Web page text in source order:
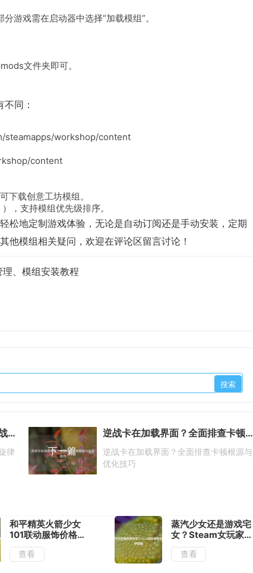
游戏需在启动器中选择“加载模组”。
mods文件夹即可。
同：
steamapps/workshop/content
content
下载创意工坊模组。
，支持模组优先级排序。
松地定制游戏体验，无论是自动订阅还是手动安装，定期
他模组相关疑问，欢迎在评论区留言讨论！
、模组安装教程
王者荣耀进游戏音乐无声？解析战意旋律对竞技体验的关键影响
律
下一篇
逆战卡在加载界面？全面排查卡顿根源与优化技巧
逆战卡在加载界面？全面排查卡顿根源与
优化技巧
和平精英火箭少女
101联动服饰价格解
析
查看
蒸汽少女还是游戏宅
女？Steam女玩家的
专属称呼指南
查看